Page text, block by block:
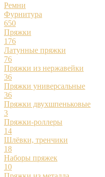
Ремни
Фурнитура
650
Пряжки
176
Латунные пряжки
76
Пряжки из нержавейки
36
Пряжки универсальные
36
Пряжки двухшпеньковые
3
Пряжки-роллеры
14
Шлёвки, тренчики
18
Наборы пряжек
10